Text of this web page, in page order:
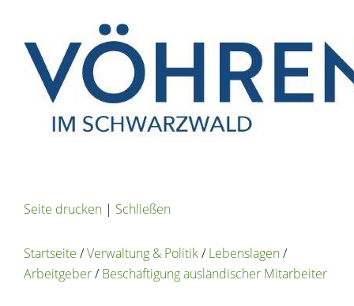
Seite drucken | Schließen
Startseite /Verwaltung & Politik/Lebenslagen/
Arbeitgeber/Beschäftigung ausländischer Mitarbeiter